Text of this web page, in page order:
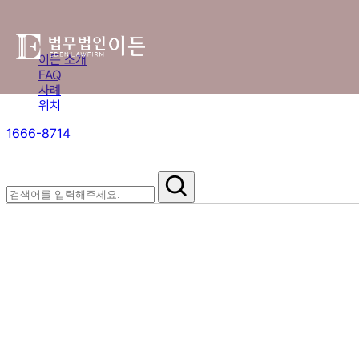
이든 소개
FAQ
사례
위치
1666-8714